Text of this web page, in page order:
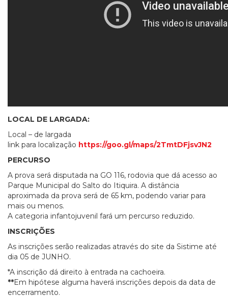
LOCAL DE LARGADA:
Local – de largada
link para localização https://goo.gl/maps/2TmtDFjsvJN2
PERCURSO
A prova será disputada na GO 116, rodovia que dá acesso ao
Parque Municipal do Salto do Itiquira. A distância
aproximada da prova será de 65 km, podendo variar para
mais ou menos.
A categoria infantojuvenil fará um percurso reduzido.
INSCRIÇÕES
As inscrições serão realizadas através do site da Sistime até
dia 05 de JUNHO.
*A inscrição dá direito à entrada na cachoeira.
**Em hipótese alguma haverá inscrições depois da data de
encerramento.